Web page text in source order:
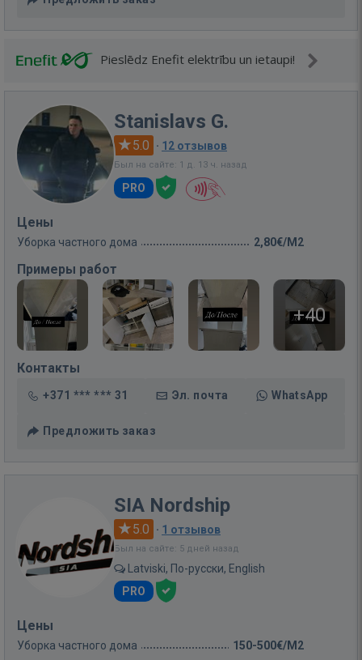
Pieslēdz Enefit elektrību un ietaupi!
Stanislavs G.
5.0 · 12 отзывов
Был на сайте: 1 д. 13 ч. назад
PRO
Цены
Уборка частного дома 2,80€/M2
Примеры работ
+40
Контакты
+371 *** *** 31 Эл. почта WhatsApp
Предложить заказ
SIA Nordship
5.0 · 1 отзывов
Был на сайте: 5 дней назад
Latviski, По-русски, English
PRO
Цены
Уборка частного дома 150-500€/M2